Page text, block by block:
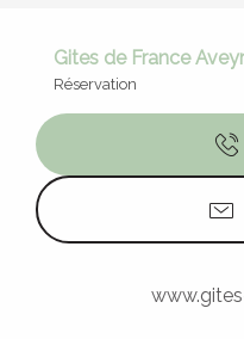
Gites de France
Réservation